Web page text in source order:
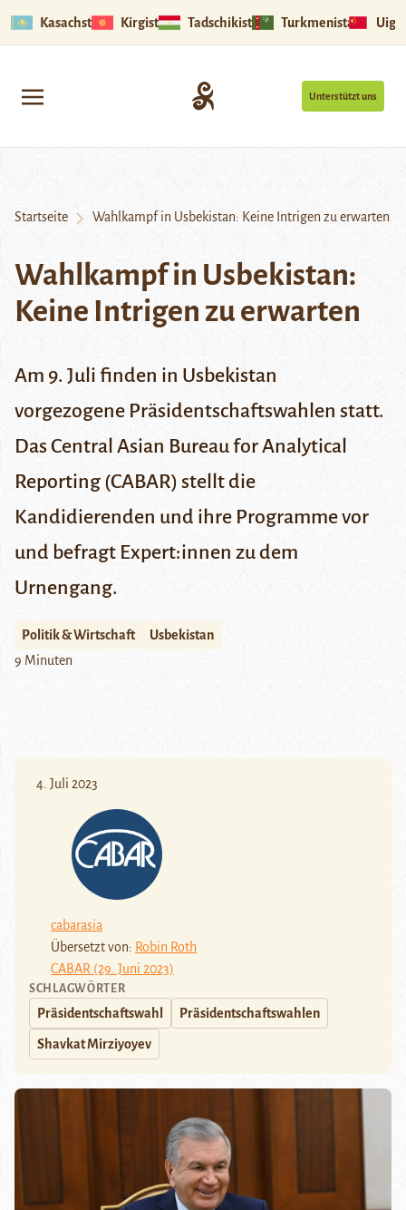
Kasachstan Kirgistan Tadschikistan Turkmenistan
Unterstützt uns
Startseite Wahlkampf in Usbekistan: Keine Intrigen zu erwarten
Wahlkampf in Usbekistan:
Keine Intrigen zu erwarten
Am 9. Juli finden in Usbekistan
vorgezogene Präsidentschaftswahlen statt.
Das Central Asian Bureau for Analytical
Reporting (CABAR) stellt die
Kandidierenden und ihre Programme vor
und befragt Expert:innen zu dem
Urnengang.
Politik & Wirtschaft
Usbekistan
9 Minuten
4. Juli 2023
cabarasia
Übersetzt von: Robin Roth
CABAR (29. Juni 2023)
SCHLAGWÖRTER
Präsidentschaftswahl Präsidentschaftswahlen
Shavkat Mirziyoyev